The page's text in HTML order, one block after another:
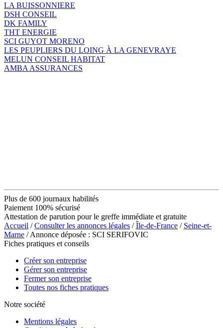
LA BUISSONNIERE
DSH CONSEIL
DK FAMILY
THT ENERGIE
SCI GUYOT MORENO
LES PEUPLIERS DU LOING À LA GENEVRAYE
MELUN CONSEIL HABITAT
AMBA ASSURANCES
Plus de 600 journaux habilités
Paiement 100% sécurisé
Attestation de parution pour le greffe immédiate et gratuite
Accueil /Consulter les annonces légales /Île-de-France / Seine-et-
Marne / Annonce déposée : SCI SERIFOVIC
Fiches pratiques et conseils
Créer son entreprise
Gérer son entreprise
Fermer son entreprise
Toutes nos fiches pratiques
Notre société
Mentions légales